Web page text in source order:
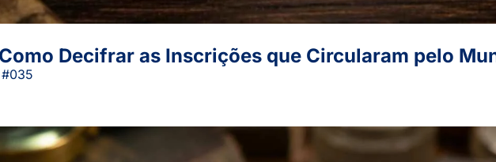
Decifrar as Inscrições que Circularam pelo